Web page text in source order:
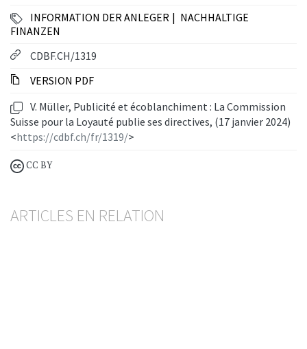
INFORMATION DER ANLEGER
NACHHALTIGE
FINANZEN
CDBF.CH/1319
VERSION PDF
V. Müller, Publicité et écoblanchiment : La Commission
Suisse pour la Loyauté publie ses directives, (17 janvier 2024)
<https://cdbf.ch/fr/1319/>
CC BY
ARTICLES EN RELATION